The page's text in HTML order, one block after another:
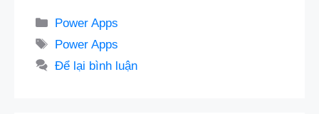
Danh
mục
Power Apps
Thẻ
Power Apps
Để lại bình luận